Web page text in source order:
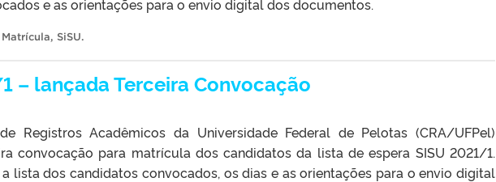
e as orientações para o envio digital dos documentos.
Matrícula, SiSU.
– lançada Terceira Convocação
Registros Acadêmicos da Universidade Federal de Pelotas (CRA/UFPel)
convocação para matrícula dos candidatos da lista de espera SISU 2021/1.
lista dos candidatos convocados, os dias e as orientações para o envio digital